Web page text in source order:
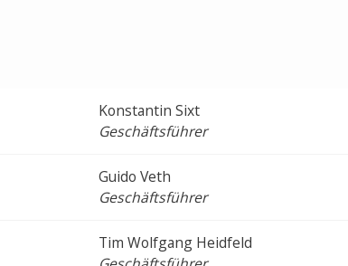
Konstantin Sixt
Geschäftsführer
Guido Veth
Geschäftsführer
Tim Wolfgang Heidfeld